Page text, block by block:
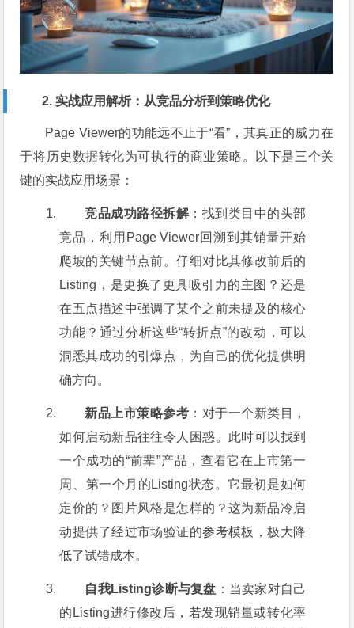
2. 实战应用解析：从竞品分析到策略优化
Page Viewer的功能远不止于“看”，其真正的威力在
于将历史数据转化为可执行的商业策略。以下是三个关
键的实战应用场景：
竞品成功路径拆解：找到类目中的头部
竞品，利用Page Viewer回溯到其销量开始
爬坡的关键节点前。仔细对比其修改前后的
Listing，是更换了更具吸引力的主图？还是
在五点描述中强调了某个之前未提及的核心
功能？通过分析这些“转折点”的改动，可以
洞悉其成功的引爆点，为自己的优化提供明
确方向。
新品上市策略参考 ：对于一个新类目，
如何启动新品往往令人困惑。此时可以找到
一个成功的“前辈”产品，查看它在上市第一
周、第一个月的Listing状态。它最初是如何
定价的？图片风格是怎样的？这为新品冷启
动提供了经过市场验证的参考模板，极大降
低了试错成本。
自我Listing诊断与复盘 ：当卖家对自己
的Listing进行修改后，若发现销量或转化率